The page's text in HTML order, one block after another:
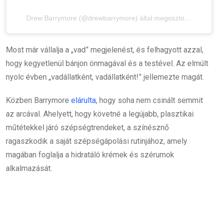
Drew Barrymore (@drewbarrymore) által megosztott bejegyzés
Most már vállalja a „vad” megjelenést, és felhagyott azzal,
hogy kegyetlenül bánjon önmagával és a testével. Az elmúlt
nyolc évben „vadállatként, vadállatként!” jellemezte magát.
Közben Barrymore elárulta, hogy soha nem csinált semmit
az arcával. Ahelyett, hogy követné a legújabb, plasztikai
műtétekkel járó szépségtrendeket, a színésznő
ragaszkodik a saját szépségápolási rutinjához, amely
magában foglalja a hidratáló krémek és szérumok
alkalmazását.